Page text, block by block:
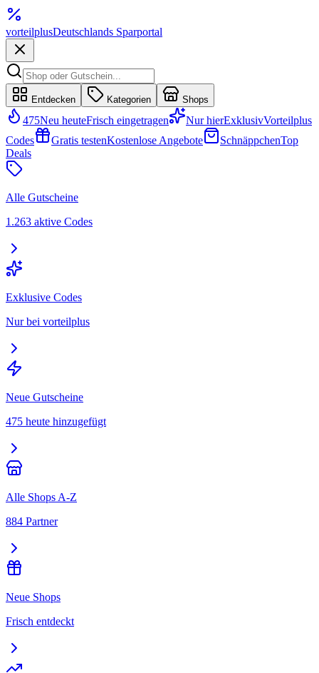
vorteilplusDeutschlands Sparportal
Entdecken Kategorien Shops
475Neu heuteFrisch eingetragen Nur hierExklusivVorteilplus
Codes
Gratis testenKostenlose Angebote SchnäppchenTop
Deals
Alle Gutscheine
1.263 aktive Codes
Exklusive Codes
Nur bei vorteilplus
Neue Gutscheine
475 heute hinzugefügt
Alle Shops A-Z
884 Partner
Neue Shops
Frisch entdeckt